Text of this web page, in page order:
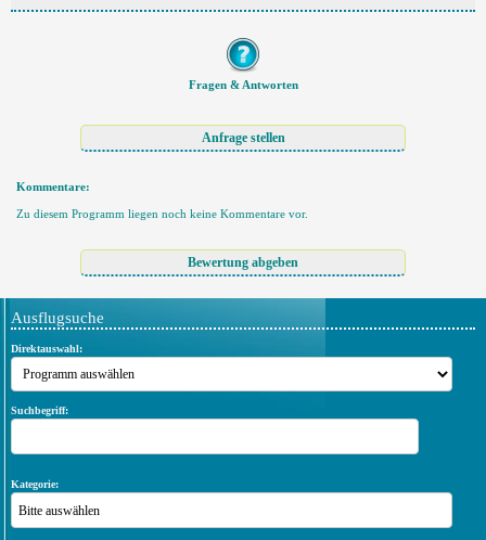
Fragen & Antworten
Kommentare:
Zu diesem Programm liegen noch keine Kommentare vor.
Ausflugsuche
Direktauswahl:
Suchbegriff:
Kategorie:
Bitte auswählen